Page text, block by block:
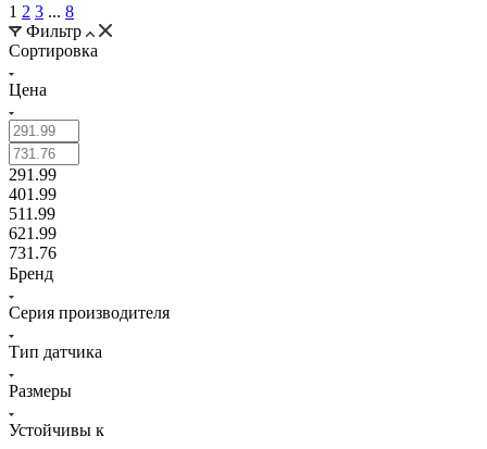
1 2 3 ... 8
Фильтр
Сортировка
Цена
291.99
401.99
511.99
621.99
731.76
Бренд
Серия производителя
Тип датчика
Размеры
Устойчивы к